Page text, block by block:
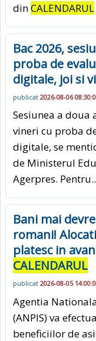
dinCALENDARUL
Bac 2026,
proba de
digitale, joi si
publicat 2026-08-06
Sesiunea a
vineri cu proba
digitale, se
de Ministerul
Agerpres.
Bani mai
romani!
platesc in
CALENDARUL
publicat 2026-08-05
Agentia
(ANPIS) va
beneficiilor de